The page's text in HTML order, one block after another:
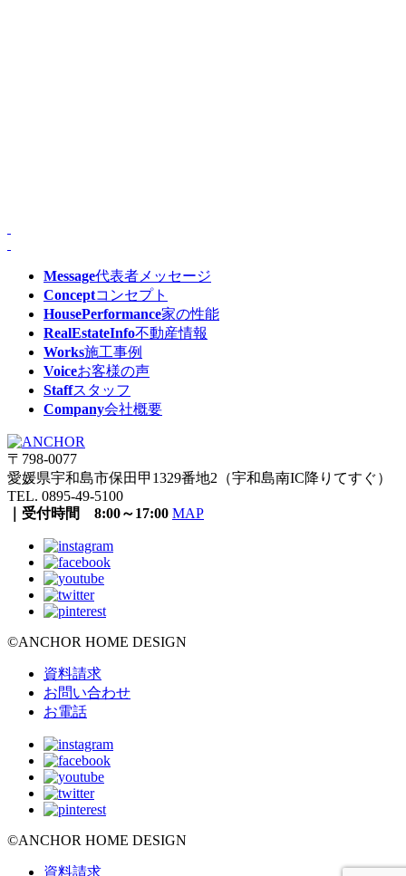
Message代表者メッセージ
Conceptコンセプト
HousePerformance家の性能
RealEstateInfo不動産情報
Works施工事例
Voiceお客様の声
Staffスタッフ
Company会社概要
〒798-0077
愛媛県宇和島市保田甲1329番地2（宇和島南IC降りてすぐ）
TEL. 0895-49-5100
｜受付時間 8:00～17:00 MAP
©ANCHOR HOME DESIGN
資料請求
お問い合わせ
お電話
©ANCHOR HOME DESIGN
資料請求